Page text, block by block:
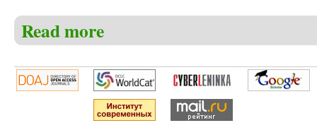
Read more